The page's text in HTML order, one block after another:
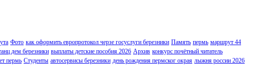
Фото как оформить европротокол черзе госуслуги березники Память пермь маршрут 44
дем березники выплаты детские пособия 2026 Архив конкурс почётный читатель
пермь Студенты автосервисы березники день рождения пермског окрая лыжня россии 2026